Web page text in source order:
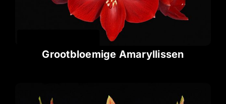
Grootbloemige Amaryllissen